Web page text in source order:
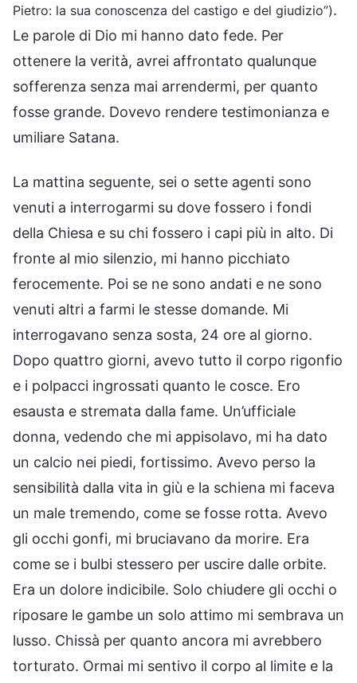
Pietro: la sua conoscenza del castigo e del giudizio”).
Le parole di Dio mi hanno dato fede. Per
ottenere la verità, avrei affrontato qualunque
sofferenza senza mai arrendermi, per quanto
fosse grande. Dovevo rendere testimonianza e
umiliare Satana.
La mattina seguente, sei o sette agenti sono
venuti a interrogarmi su dove fossero i fondi
della Chiesa e su chi fossero i capi più in alto. Di
fronte al mio silenzio, mi hanno picchiato
ferocemente. Poi se ne sono andati e ne sono
venuti altri a farmi le stesse domande. Mi
interrogavano senza sosta, 24 ore al giorno.
Dopo quattro giorni, avevo tutto il corpo rigonfio
e i polpacci ingrossati quanto le cosce. Ero
esausta e stremata dalla fame. Un’ufficiale
donna, vedendo che mi appisolavo, mi ha dato
un calcio nei piedi, fortissimo. Avevo perso la
sensibilità dalla vita in giù e la schiena mi faceva
un male tremendo, come se fosse rotta. Avevo
gli occhi gonfi, mi bruciavano da morire. Era
come se i bulbi stessero per uscire dalle orbite.
Era un dolore indicibile. Solo chiudere gli occhi o
riposare le gambe un solo attimo mi sembrava un
lusso. Chissà per quanto ancora mi avrebbero
torturato. Ormai mi sentivo il corpo al limite e la